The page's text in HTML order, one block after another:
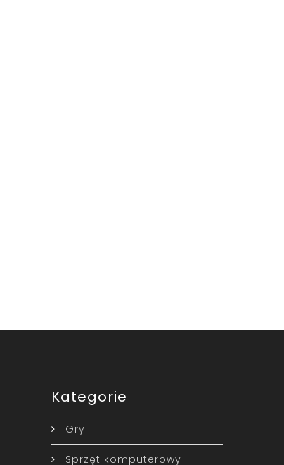
Kategorie
Gry
Sprzęt komputerowy